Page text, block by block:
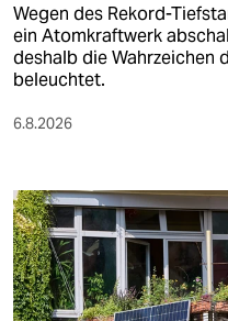
Wegen des Rekord-
ein Atomkraftwerk
deshalb die Wahrzeichen
beleuchtet.
6.8.2026